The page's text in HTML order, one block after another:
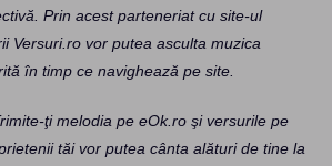
Prin acest parteneriat cu site-ul
Versuri.ro vor putea asculta muzica
în timp ce navighează pe site.
ţi melodia pe eOk.ro şi versurile pe
tăi vor putea cânta alături de tine la